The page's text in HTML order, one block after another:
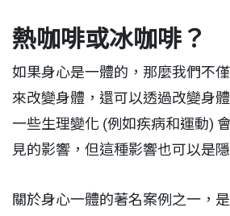
熱咖啡或冰咖啡？
如果身心是一體的，那麼我們不
來改變身體，還可以透過改變身
一些生理變化 (例如疾病和運動)
見的影響，但這種影響也可以是
關於身心一體的著名案例之一，